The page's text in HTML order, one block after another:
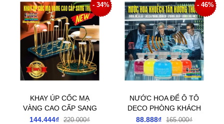
- 46%
NƯỚC HOA ĐỂ Ô TÔ
DECO PHÒNG KHÁCH
PHÒNG NGỦ BÀN
88.888₫ 165.000₫
- 49%
THANH LÝ DỌN KHO-
COMBO 4 HỘP ĐỂ
BÀN CHẢI HÌNH CON
122.222₫ 240.000₫